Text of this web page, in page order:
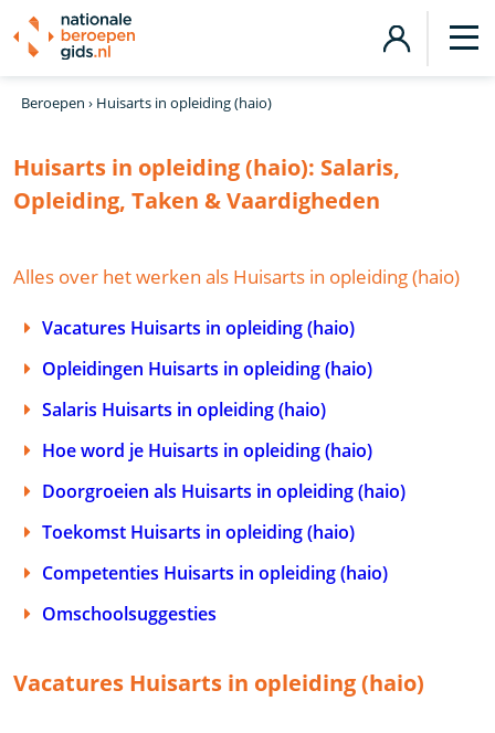
Beroepen › Huisarts in opleiding (haio)
Huisarts in opleiding (haio): Salaris,
Opleiding, Taken & Vaardigheden
Alles over het werken als Huisarts in opleiding (haio)
Vacatures Huisarts in opleiding (haio)
Opleidingen Huisarts in opleiding (haio)
Salaris Huisarts in opleiding (haio)
Hoe word je Huisarts in opleiding (haio)
Doorgroeien als Huisarts in opleiding (haio)
Toekomst Huisarts in opleiding (haio)
Competenties Huisarts in opleiding (haio)
Omschoolsuggesties
Vacatures Huisarts in opleiding (haio)